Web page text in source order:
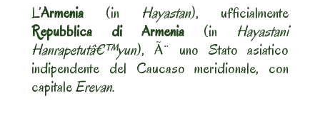
L’Armenia (in Hayastan), ufficialmente
Repubblica di Armenia (in Hayastani
Hanrapetutâ€™yun), Ã¨ uno Stato asiatico
indipendente del Caucaso meridionale, con
capitaleErevan.